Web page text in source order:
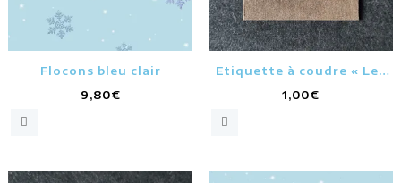
Flocons bleu clair
9,80€
Etiquette à coudre « Let
it snow »
1,00€